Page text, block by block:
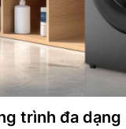
trình đa dạng